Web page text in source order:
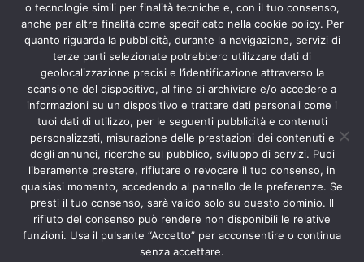
v
e
:
Archeologia del Salento
Cripte e ambienti rupestri del Salento
Leggende del Salento
Tradizioni e folklore del Salento
Arte del Salento
Personaggi illustri del Salento
Aneddoti e curiosità sul Salento
Libri del Salento
Ricette tipiche del Salento
Accad(d)e in agosto nel Salento
Itinerari del Salento
o tecnologie simili per finalità tecniche e, con il tuo consenso,
anche per altre finalità come specificato nella cookie policy. Per
quanto riguarda la pubblicità, durante la navigazione, servizi di
terze parti selezionate potrebbero utilizzare dati di
geolocalizzazione precisi e l’identificazione attraverso la
scansione del dispositivo, al fine di archiviare e/o accedere a
informazioni su un dispositivo e trattare dati personali come i
tuoi dati di utilizzo, per le seguenti pubblicità e contenuti
personalizzati, misurazione delle prestazioni dei contenuti e
degli annunci, ricerche sul pubblico, sviluppo di servizi. Puoi
liberamente prestare, rifiutare o revocare il tuo consenso, in
qualsiasi momento, accedendo al pannello delle preferenze. Se
presti il tuo consenso, sarà valido solo su questo dominio. Il
rifiuto del consenso può rendere non disponibili le relative
funzioni. Usa il pulsante “Accetto” per acconsentire o continua
senza accettare.